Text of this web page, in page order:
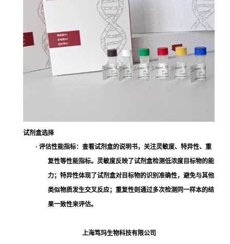
试剂盒选择
· 评估性能指标：查看试剂盒的说明书，关注灵敏度、特异性、重
复性等性能指标。灵敏度反映了试剂盒检测低浓度目标物的能
力；特异性体现了试剂盒对目标物的识别准确性，避免与其他
类似物质发生交叉反应；重复性则通过多次检测同一样本的结
果一致性来评估。
上海笃玛生物科技有限公司